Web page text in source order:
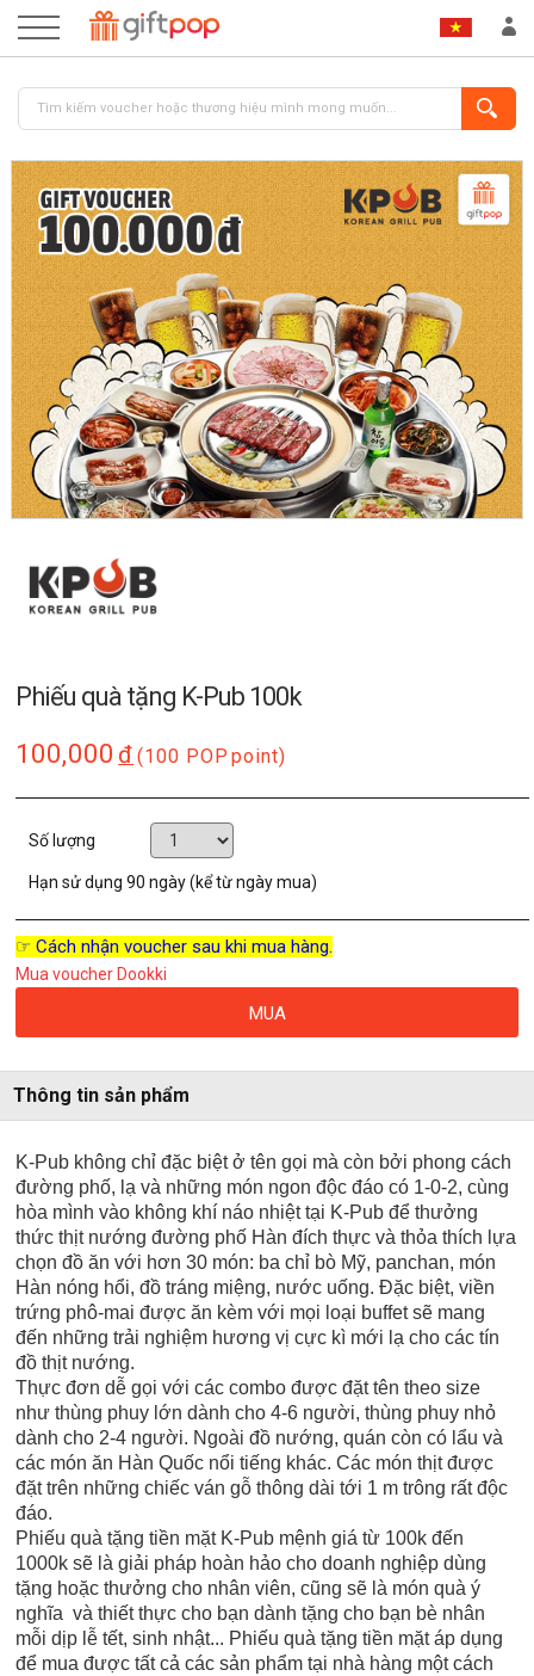
ĐĂNG NHẬP ĐĂNG KÝ
Phiếu quà tặng K-Pub 100k
100,000 đ (100 POP point)
Số lượng
Hạn sử dụng90 ngày (kể từ ngày mua)
☞ Cách nhận voucher sau khi mua hàng.
Mua voucher Dookki
MUA
Thông tin sản phẩm
K-Pub không chỉ đặc biệt ở tên gọi mà còn bởi phong cách
đường phố, lạ và những món ngon độc đáo có 1-0-2, cùng
hòa mình vào không khí náo nhiệt tại K-Pub để thưởng
thức thịt nướng đường phố Hàn đích thực và thỏa thích lựa
chọn đồ ăn với hơn 30 món: ba chỉ bò Mỹ, panchan, món
Hàn nóng hổi, đồ tráng miệng, nước uống. Đặc biệt, viền
trứng phô-mai được ăn kèm với mọi loại buffet sẽ mang
đến những trải nghiệm hương vị cực kì mới lạ cho các tín
đồ thịt nướng.
Thực đơn dễ gọi với các combo được đặt tên theo size
như thùng phuy lớn dành cho 4-6 người, thùng phuy nhỏ
dành cho 2-4 người. Ngoài đồ nướng, quán còn có lẩu và
các món ăn Hàn Quốc nổi tiếng khác. Các món thịt được
đặt trên những chiếc ván gỗ thông dài tới 1 m trông rất độc
đáo.
Phiếu quà tặng tiền mặt K-Pub mệnh giá từ 100k đến
1000k sẽ là giải pháp hoàn hảo cho doanh nghiệp dùng
tặng hoặc thưởng cho nhân viên, cũng sẽ là món quà ý
nghĩa và thiết thực cho bạn dành tặng cho bạn bè nhân
mỗi dịp lễ tết, sinh nhật... Phiếu quà tặng tiền mặt áp dụng
để mua được tất cả các sản phẩm tại nhà hàng một cách